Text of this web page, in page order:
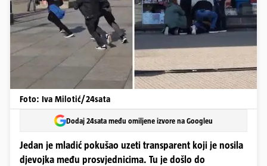
Foto: Iva Milotić/24sata
Dodaj 24sata među omiljene izvore na Googleu
Jedan je mladić pokušao uzeti transparent koji je nosila
djevojka među prosvjednicima. Tu je došlo do